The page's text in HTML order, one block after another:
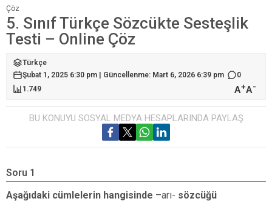
Çöz
5. Sınıf Türkçe Sözcükte Sesteşlik
Testi – Online Çöz
Türkçe
Şubat 1, 2025 6:30 pm | Güncellenme: Mart 6, 2026 6:39 pm
0
1.749
A+A-
BU KONUYU SOSYAL MEDYA HESAPLARINDA PAYLAŞ
Soru 1
Aşağıdaki cümlelerin hangisinde –arı- sözcüğü